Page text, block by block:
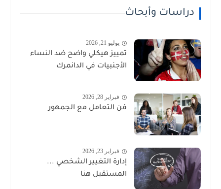
دراسات وأبحاث
يوليو 21, 2026
تمييز هيكلي واضح ضد النساء
الأجنبيات في الدانمرك
فبراير 28, 2026
فن التعامل مع الجمهور
فبراير 23, 2026
إدارة التغيير الشخصي ...
المستقبل هنا